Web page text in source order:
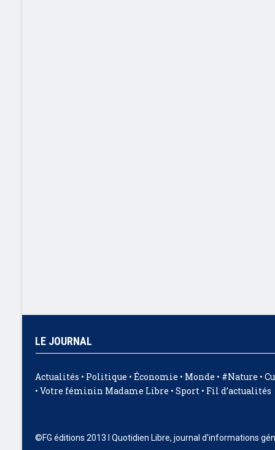
LE JOURNAL
Actualités • Politique •Économie • Monde • #Nature •
•Votre féminin Madame Libre •Sport • Fil d’actualités
©FG éditions 2013 I Quotidien Libre, journal d'informations